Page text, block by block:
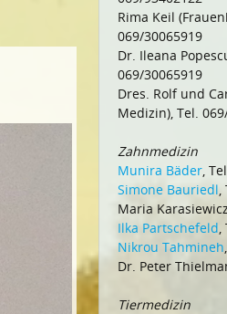
Rima Keil
069/30065919
Dr. Ileana
069/30065919
Dres. Rolf und
Medizin), Tel.
Zahnmedizin
Munira Bäder,
Simone Bauriedl,
Maria
Ilka Partschefeld,
Nikrou Tahmineh
Dr. Peter
Tiermedizin